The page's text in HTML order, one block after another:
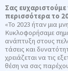
Σας
περισσότερα το
«Το 2023 ήταν μια
Κυκλοφορήσαμε
ανάπτυξη στους
τάσεις και
χρειάζεται να τις
θέση να σας